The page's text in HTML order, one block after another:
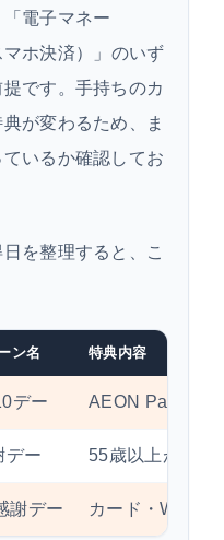
電子マネー
ホ決済）」のいず
です。手持ちのカ
が変わるため、ま
いるか確認してお
を整理すると、こ
ン名 特典内容
デー AEON Payで
デー 55歳以上が
謝デー カード・WAON